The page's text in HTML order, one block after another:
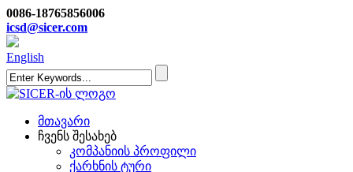
0086-18765856006
icsd@sicer.com
English
მთავარი
ჩვენს შესახებ
კომპანიის პროფილი
ქარხნის ტური